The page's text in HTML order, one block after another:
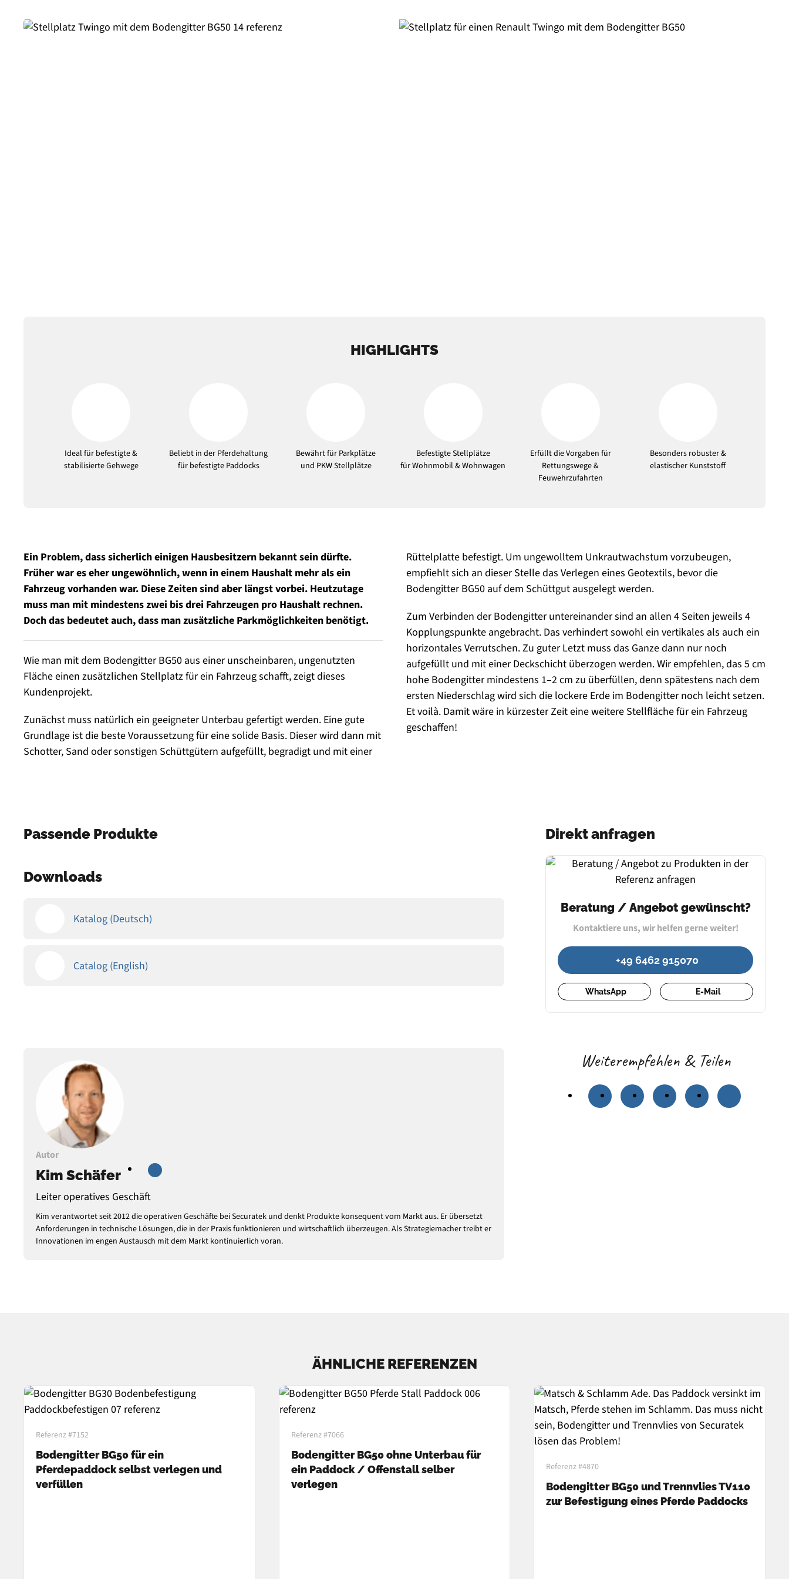
HIGHLIGHTS
Ideal für befestigte &
stabilisierte Gehwege
Beliebt in der Pferdehaltung
für befestigte Paddocks
Bewährt für Parkplätze
und PKW Stellplätze
Befestigte Stellplätze
für Wohnmobil & Wohnwagen
Erfüllt die Vorgaben für
Rettungswege &
Feuwehrzufahrten
Besonders robuster &
elastischer Kunststoff
Ein Problem, dass sicherlich einigen Hausbesitzern bekannt sein dürfte.
Früher war es eher ungewöhnlich, wenn in einem Haushalt mehr als ein
Fahrzeug vorhanden war. Diese Zeiten sind aber längst vorbei. Heutzutage
muss man mit mindestens zwei bis drei Fahrzeugen pro Haushalt rechnen.
Doch das bedeutet auch, dass man zusätzliche Parkmöglichkeiten benötigt.
Wie man mit dem Bodengitter BG50 aus einer unscheinbaren, ungenutzten
Fläche einen zusätzlichen Stellplatz für ein Fahrzeug schafft, zeigt dieses
Kundenprojekt.
Zunächst muss natürlich ein geeigneter Unterbau gefertigt werden. Eine gute
Grundlage ist die beste Voraussetzung für eine solide Basis. Dieser wird dann mit
Schotter, Sand oder sonstigen Schüttgütern aufgefüllt, begradigt und mit einer
Rüttelplatte befestigt. Um ungewolltem Unkrautwachstum vorzubeugen,
empfiehlt sich an dieser Stelle das Verlegen eines Geotextils, bevor die
Bodengitter BG50 auf dem Schüttgut ausgelegt werden.
Zum Verbinden der Bodengitter untereinander sind an allen 4 Seiten jeweils 4
Kopplungspunkte angebracht. Das verhindert sowohl ein vertikales als auch ein
horizontales Verrutschen. Zu guter Letzt muss das Ganze dann nur noch
aufgefüllt und mit einer Deckschicht überzogen werden. Wir empfehlen, das 5 cm
hohe Bodengitter mindestens 1–2 cm zu überfüllen, denn spätestens nach dem
ersten Niederschlag wird sich die lockere Erde im Bodengitter noch leicht setzen.
Et voilà. Damit wäre in kürzester Zeit eine weitere Stellfläche für ein Fahrzeug
geschaffen!
Passende Produkte
Downloads
Katalog (Deutsch)
Catalog (English)
Direkt anfragen
Beratung / Angebot gewünscht?
Kontaktiere uns, wir helfen gerne weiter!
+49 6462 915070
WhatsApp E-Mail
Autor
Kim Schäfer
Leiter operatives Geschäft
Kim verantwortet seit 2012 die operativen Geschäfte bei Securatek und denkt Produkte konsequent vom Markt aus. Er übersetzt
Anforderungen in technische Lösungen, die in der Praxis funktionieren und wirtschaftlich überzeugen. Als Strategiemacher treibt er
Innovationen im engen Austausch mit dem Markt kontinuierlich voran.
Weiterempfehlen & Teilen
ÄHNLICHE REFERENZEN
Referenz #7152
Bodengitter BG50 für ein
Pferdepaddock selbst verlegen und
verfüllen
Referenz #7066
Bodengitter BG50 ohne Unterbau für
ein Paddock / Offenstall selber
verlegen
Referenz #4870
Bodengitter BG50 und Trennvlies TV110
zur Befestigung eines Pferde Paddocks